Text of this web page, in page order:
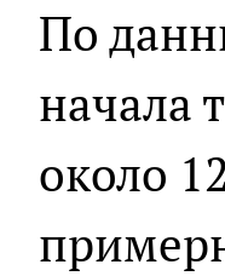
По
начала
около